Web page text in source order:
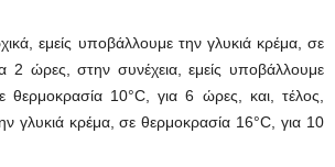
εμείς υποβάλλουμε την γλυκιά κρέμα, σε
2 ώρες, στην συνέχεια, εμείς υποβάλλουμε
θερμοκρασία 10°C, για 6 ώρες, και, τέλος,
γλυκιά κρέμα, σε θερμοκρασία 16°C, για 10